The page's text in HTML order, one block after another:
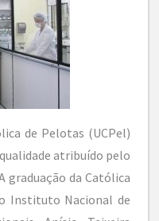
de Pelotas (UCPel)
atribuído pelo
graduação da Católica
Instituto Nacional de